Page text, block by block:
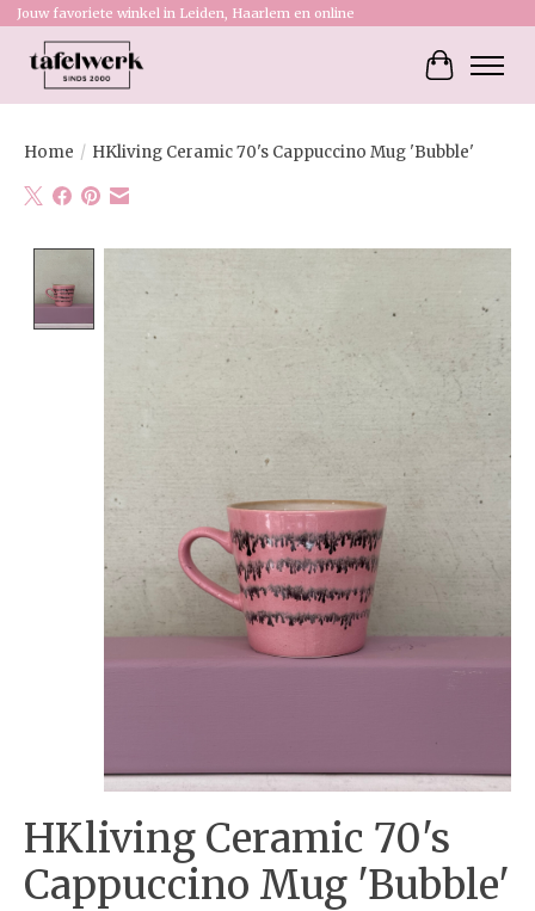
Jouw favoriete winkel in Leiden, Haarlem en online
Home / HKliving Ceramic 70's Cappuccino Mug 'Bubble'
Product image slideshow Items
HKliving Ceramic 70's
Cappuccino Mug 'Bubble'